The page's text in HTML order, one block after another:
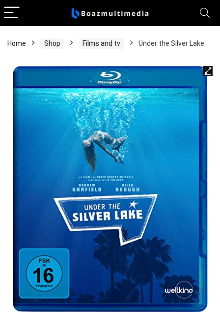
Home Shop Films and tv Under the Silver Lake